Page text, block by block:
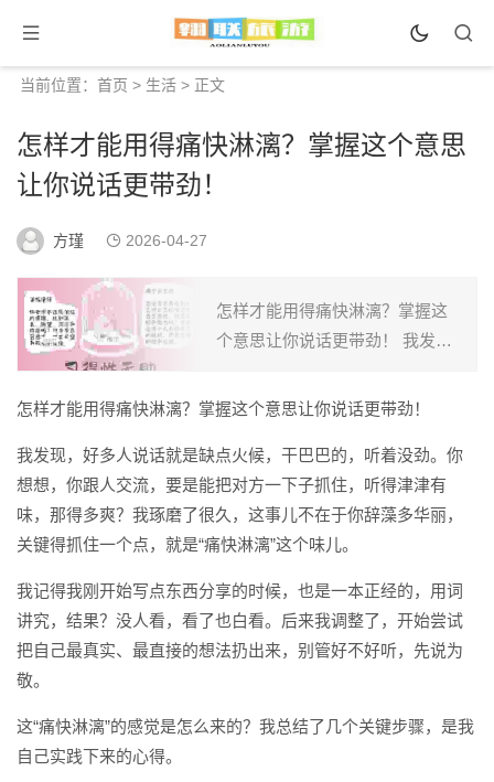
当前位置： 首页 > 生活 > 正文
怎样才能用得痛快淋漓？掌握这个意思
让你说话更带劲！
方瑾 2026-04-27
怎样才能用得痛快淋漓？掌握这
个意思让你说话更带劲！ 我发
干巴巴的，听着没劲。你想想，
子抓住，听得津津有味，那得
多...
怎样才能用得痛快淋漓？掌握这个意思让你说话更带劲！
我发现，好多人说话就是缺点火候，干巴巴的，听着没劲。你
想想，你跟人交流，要是能把对方一下子抓住，听得津津有
味，那得多爽？我琢磨了很久，这事儿不在于你辞藻多华丽，
关键得抓住一个点，就是“痛快淋漓”这个味儿。
我记得我刚开始写点东西分享的时候，也是一本正经的，用词
讲究，结果？没人看，看了也白看。后来我调整了，开始尝试
把自己最真实、最直接的想法扔出来，别管好不好听，先说为
敬。
这“痛快淋漓”的感觉是怎么来的？我总结了几个关键步骤，是我
自己实践下来的心得。